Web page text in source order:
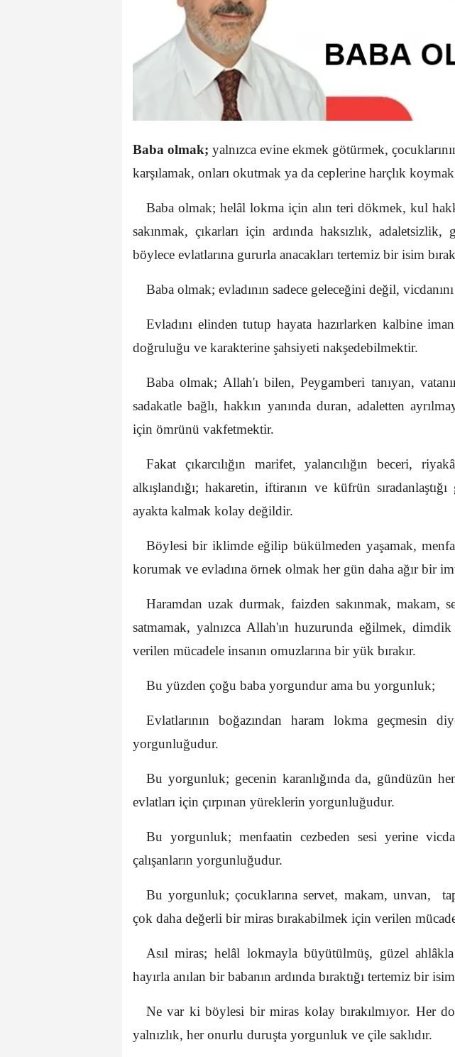
Baba olmak; yalnızca evine ekmek götürmek,
karşılamak, onları okutmak ya da ceplerine harçlık
Baba olmak; helâl lokma için alın teri dökmek, kul
sakınmak, çıkarları için ardında haksızlık, adaletsizlik,
böylece evlatlarına gururla anacakları tertemiz bir isim
Baba olmak; evladının sadece geleceğini değil,
Evladını elinden tutup hayata hazırlarken kalbine
doğruluğu ve karakterine şahsiyeti nakşedebilmektir.
Baba olmak; Allah'ı bilen, Peygamberi tanıyan,
sadakatle bağlı, hakkın yanında duran, adaletten
için ömrünü vakfetmektir.
Fakat çıkarcılığın marifet, yalancılığın beceri,
alkışlandığı; hakaretin, iftiranın ve küfrün
ayakta kalmak kolay değildir.
Böylesi bir iklimde eğilip bükülmeden yaşamak,
korumak ve evladına örnek olmak her gün daha ağır bir
Haramdan uzak durmak, faizden sakınmak, makam,
satmamak, yalnızca Allah'ın huzurunda eğilmek,
verilen mücadele insanın omuzlarına bir yük bırakır.
Bu yüzden çoğu baba yorgundur ama bu yorgunluk;
Evlatlarının boğazından haram lokma geçmesin
yorgunluğudur.
Bu yorgunluk; gecenin karanlığında da, gündüzün
evlatları için çırpınan yüreklerin yorgunluğudur.
Bu yorgunluk; menfaatin cezbeden sesi yerine
çalışanların yorgunluğudur.
Bu yorgunluk; çocuklarına servet, makam, unvan,
çok daha değerli bir miras bırakabilmek için verilen
Asıl miras; helâl lokmayla büyütülmüş, güzel
hayırla anılan bir babanın ardında bıraktığı tertemiz bir
Ne var ki böylesi bir miras kolay bırakılmıyor. Her
yalnızlık, her onurlu duruşta yorgunluk ve çile saklıdır.